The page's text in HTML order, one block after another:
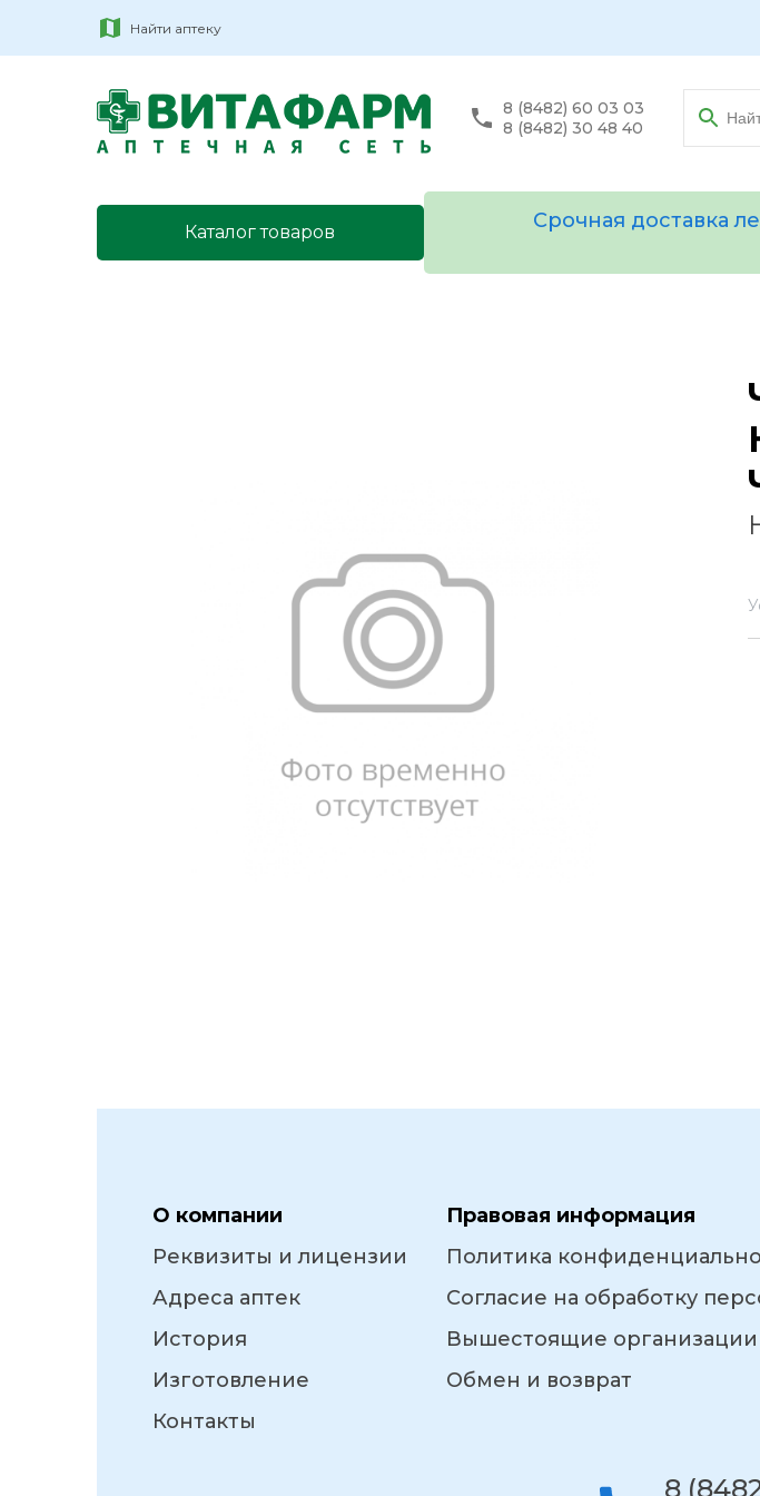
Найти аптеку
8 (8482) 60 03 03
8 (8482) 30 48 40
Каталог товаров
Срочная доставка
О компании
Реквизиты и лицензии
Адреса аптек
История
Изготовление
Контакты
Правовая информация
Политика
Согласие на обработку
Вышестоящие организации
Обмен и возврат
8